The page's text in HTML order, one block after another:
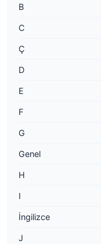
B
C
Ç
D
E
F
G
Genel
H
I
İngilizce
J